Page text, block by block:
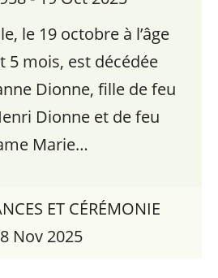
le 19 octobre à l’âge
5 mois, est décédée
Dionne, fille de feu
Dionne et de feu
Marie…
ET CÉRÉMONIE
Nov 2025